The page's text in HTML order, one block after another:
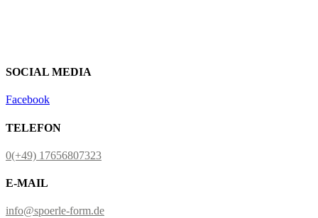
SOCIAL MEDIA
Facebook
TELEFON
0(+49) 17656807323
E-MAIL
info@spoerle-form.de